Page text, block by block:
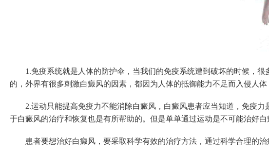
1.免疫系统就是人体的防护伞，当我们的免疫系统遭到破坏的时候，很
的，外界有很多刺激白癜风的因素，都因为人体的抵御能力不足而入侵人体
2.运动只能提高免疫力不能消除白癜风，白癜风患者应当知道，免疫力
于白癜风的治疗和恢复也是有所帮助的。但是单单通过运动是不可能治好白
患者要想治好白癜风，要采取科学有效的治疗方法，通过科学合理的治